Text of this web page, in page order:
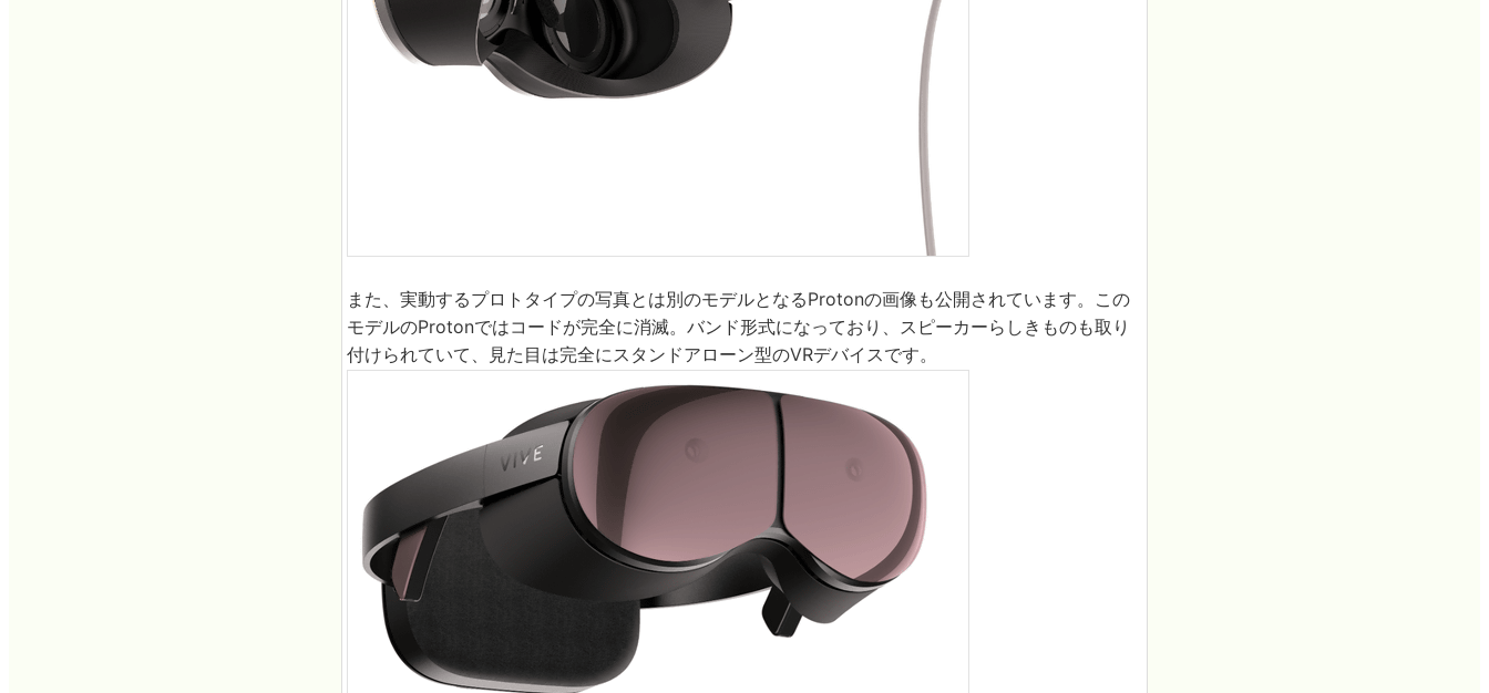
また、実動するプロトタイプの写真とは別のモデルとなるProtonの画像も公開されています。この
モデルのProtonではコードが完全に消滅。バンド形式になっており、スピーカーらしきものも取り
付けられていて、見た目は完全にスタンドアローン型のVRデバイスです。